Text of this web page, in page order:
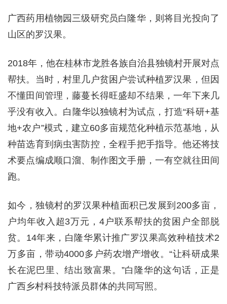
广西药用植物园三级研究员白隆华，则将目光投向了
山区的罗汉果。
2018年，他在桂林市龙胜各族自治县独镜村开展对点
帮扶。当时，村里几户贫困户尝试种植罗汉果，但因
不懂田间管理，藤蔓长得旺盛却不结果，一年下来几
乎没有收入。白隆华以独镜村为试点，打造“科研+基
地+农户”模式，建立60多亩规范化种植示范基地，从
种苗选育到病虫害防控，全程手把手指导。他还将技
术要点编成顺口溜、制作图文手册，一有空就往田间
跑。
如今，独镜村的罗汉果种植面积已发展到200多亩，
户均年收入超3万元，4户联系帮扶的贫困户全部脱
贫。14年来，白隆华累计推广罗汉果高效种植技术2
万多亩，带动4000多户药农增产增收。“让科研成果
长在泥巴里、结出致富果。”白隆华的这句话，正是
广西乡村科技特派员群体的共同写照。